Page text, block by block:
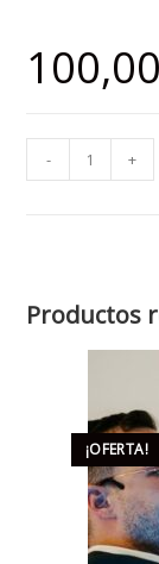
100,00
- +
Productos
¡OFERTA!